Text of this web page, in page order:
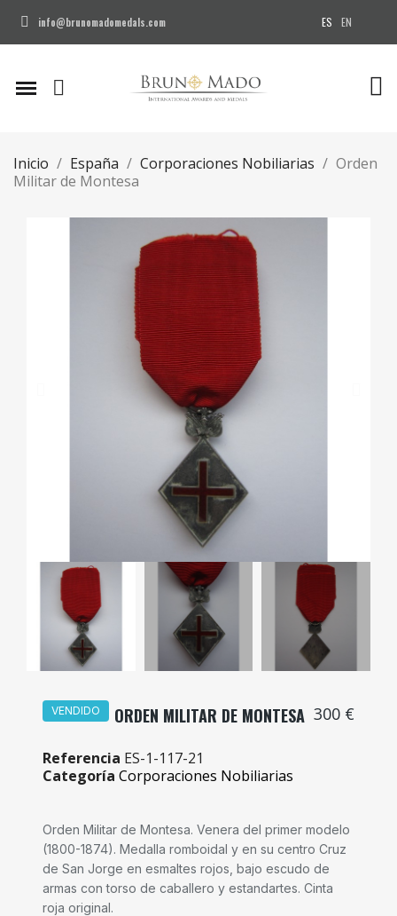
info@brunomadomedals.com ES EN
Inicio España Corporaciones Nobiliarias
Orden
Militar de Montesa
VENDIDO ORDEN MILITAR DE MONTESA 300 €
Referencia ES-1-117-21
Categoría Corporaciones Nobiliarias
Orden Militar de Montesa. Venera del primer modelo
(1800-1874). Medalla romboidal y en su centro Cruz
de San Jorge en esmaltes rojos, bajo escudo de
armas con torso de caballero y estandartes. Cinta
roja original.